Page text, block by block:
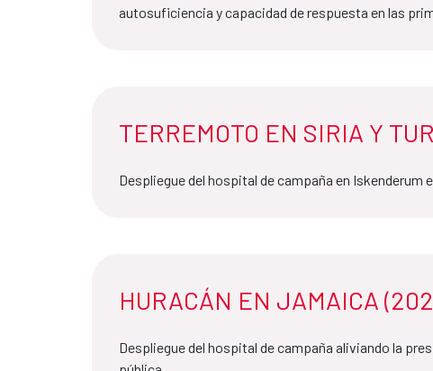
autosuficiencia y capacidad de respuesta en las
TERREMOTO EN SIRIA Y
Despliegue del hospital de campaña en Iskenderum
HURACÁN EN JAMAICA
Despliegue del hospital de campaña aliviando la